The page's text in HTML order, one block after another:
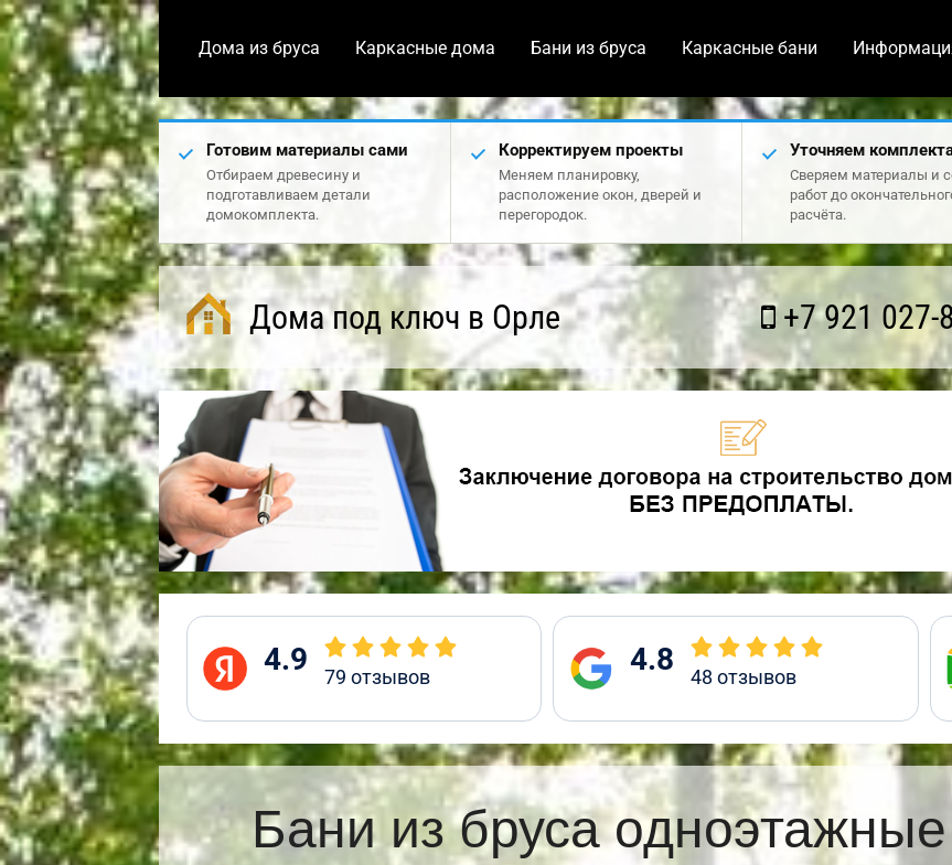
Дома из бруса Каркасные дома Бани из бруса Каркасные бани
Готовим материалы сами
Отбираем древесину и
подготавливаем детали
домокомплекта.
Корректируем проекты
Меняем планировку,
расположение окон, дверей и
перегородок.
Уточняем
Сверяем материалы и
работ до
расчёта.
Дома под ключ в Орле +7 921 027-
4.9 79 отзывов 4.8 48 отзывов
Бани из бруса